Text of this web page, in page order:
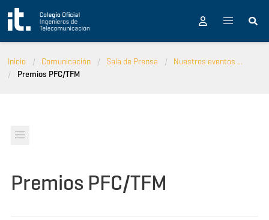
Pasar al contenido principal
Inicio Comunicación Sala de Prensa
Nuestros eventos ...
Premios PFC/TFM
Premios PFC/TFM